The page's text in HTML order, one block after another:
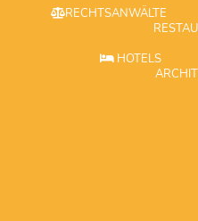
RECHTSANWÄLTE
HOTELS